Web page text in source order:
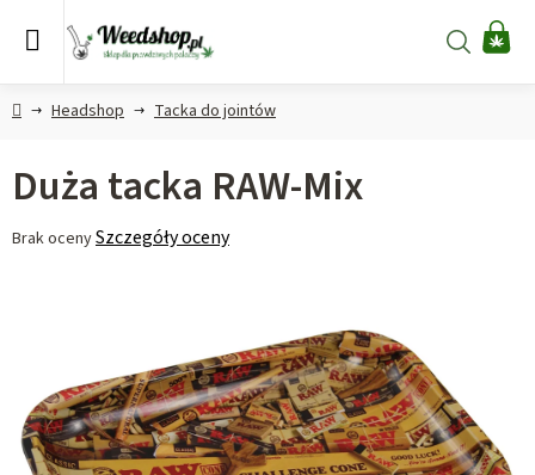
Szukaj
HomeHeadshop Tacka do jointów
Duża tacka RAW-Mix
Średnia
gwiazdek.
Brak ocenySzczegóły oceny